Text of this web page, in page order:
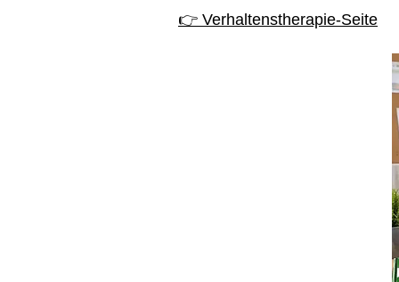
👉 Verhaltenstherapie-Seite